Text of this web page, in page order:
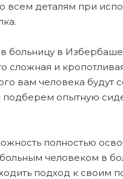
всем деталям при
больницу в
сложная и
вам человека будут
опытную
полностью
человеком в
подход к своим